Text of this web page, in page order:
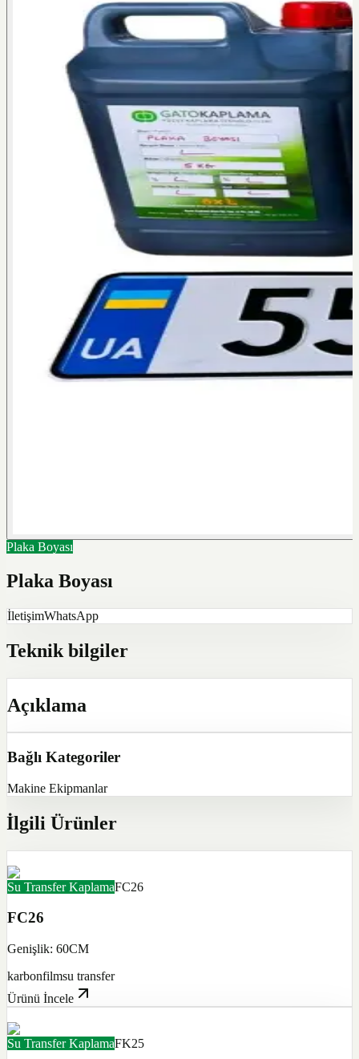
Plaka Boyası
Plaka Boyası
İletişimWhatsApp
Teknik bilgiler
Açıklama
Bağlı Kategoriler
Makine Ekipmanlar
İlgili Ürünler
Su Transfer KaplamaFC26
FC26
Genişlik: 60CM
karbonfilmsu transfer
Ürünü İncele
Su Transfer KaplamaFK25